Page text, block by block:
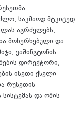
საკმაოდ მტკიცედ
აგრძელებს,
მოხერხებული და
ვაშინგტონის
დირექტორი, –
ისეთი ქსელი
რუსეთის
და ომის